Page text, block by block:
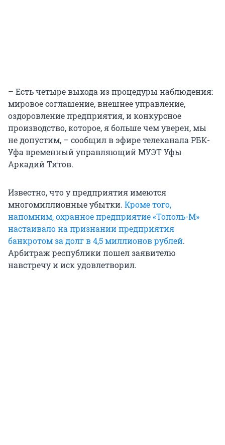
– Есть четыре выхода из процедуры наблюдения:
мировое соглашение, внешнее управление,
оздоровление предприятия, и конкурсное
производство, которое, я больше чем уверен, мы
не допустим, – сообщил в эфире телеканала РБК-
Уфа временный управляющий МУЭТ Уфы
Аркадий Титов.
Известно, что у предприятия имеются
многомиллионные убытки. Кроме того,
напомним, охранное предприятие «Тополь-М»
настаивало на признании предприятия
банкротом за долг в 4,5 миллионов рублей.
Арбитраж республики пошел заявителю
навстречу и иск удовлетворил.